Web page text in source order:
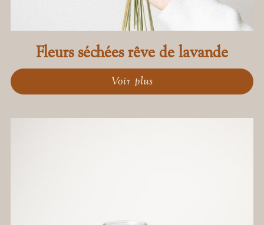
Fleurs séchées rêve de lavande
Voir plus